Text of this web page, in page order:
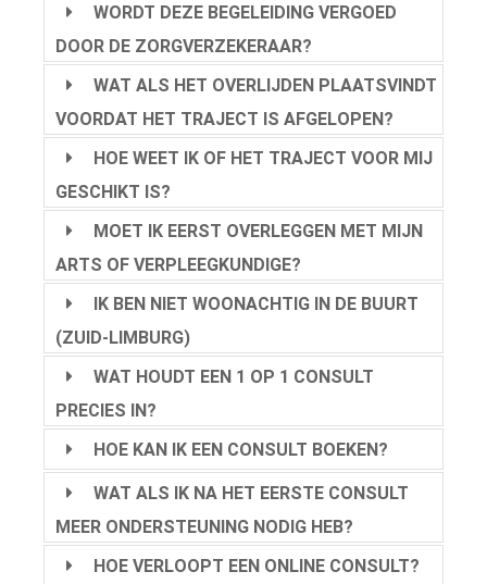
WORDT DEZE BEGELEIDING VERGOED
DOOR DE ZORGVERZEKERAAR?
WAT ALS HET OVERLIJDEN PLAATSVINDT
VOORDAT HET TRAJECT IS AFGELOPEN?
HOE WEET IK OF HET TRAJECT VOOR MIJ
GESCHIKT IS?
MOET IK EERST OVERLEGGEN MET MIJN
ARTS OF VERPLEEGKUNDIGE?
IK BEN NIET WOONACHTIG IN DE BUURT
(ZUID-LIMBURG)
WAT HOUDT EEN 1 OP 1 CONSULT
PRECIES IN?
HOE KAN IK EEN CONSULT BOEKEN?
WAT ALS IK NA HET EERSTE CONSULT
MEER ONDERSTEUNING NODIG HEB?
HOE VERLOOPT EEN ONLINE CONSULT?